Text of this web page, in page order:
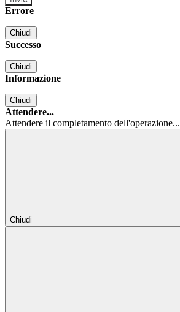
Errore
Chiudi
Successo
Chiudi
Informazione
Chiudi
Attendere...
Attendere il completamento dell'operazione...
Chiudi